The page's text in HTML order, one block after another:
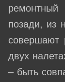
ремонтный
позади, из
совершают
двух
– быть